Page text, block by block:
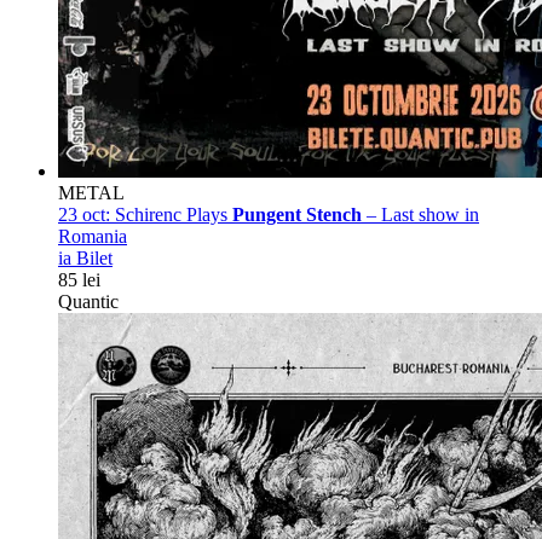
METAL
23 oct: Schirenc Plays Pungent Stench – Last show in
Romania
ia Bilet
85 lei
Quantic